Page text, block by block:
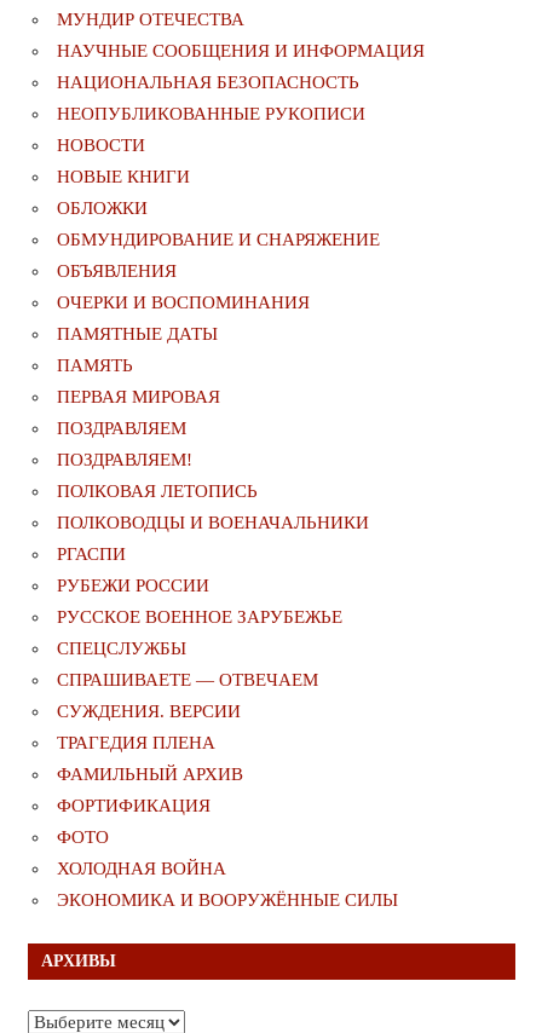
МУНДИР ОТЕЧЕСТВА
НАУЧНЫЕ СООБЩЕНИЯ И ИНФОРМАЦИЯ
НАЦИОНАЛЬНАЯ БЕЗОПАСНОСТЬ
НЕОПУБЛИКОВАННЫЕ РУКОПИСИ
НОВОСТИ
НОВЫЕ КНИГИ
ОБЛОЖКИ
ОБМУНДИРОВАНИЕ И СНАРЯЖЕНИЕ
ОБЪЯВЛЕНИЯ
ОЧЕРКИ И ВОСПОМИНАНИЯ
ПАМЯТНЫЕ ДАТЫ
ПАМЯТЬ
ПЕРВАЯ МИРОВАЯ
ПОЗДРАВЛЯЕМ
ПОЗДРАВЛЯЕМ!
ПОЛКОВАЯ ЛЕТОПИСЬ
ПОЛКОВОДЦЫ И ВОЕНАЧАЛЬНИКИ
РГАСПИ
РУБЕЖИ РОССИИ
РУССКОЕ ВОЕННОЕ ЗАРУБЕЖЬЕ
СПЕЦСЛУЖБЫ
СПРАШИВАЕТЕ — ОТВЕЧАЕМ
СУЖДЕНИЯ. ВЕРСИИ
ТРАГЕДИЯ ПЛЕНА
ФАМИЛЬНЫЙ АРХИВ
ФОРТИФИКАЦИЯ
ФОТО
ХОЛОДНАЯ ВОЙНА
ЭКОНОМИКА И ВООРУЖЁННЫЕ СИЛЫ
АРХИВЫ
Архивы